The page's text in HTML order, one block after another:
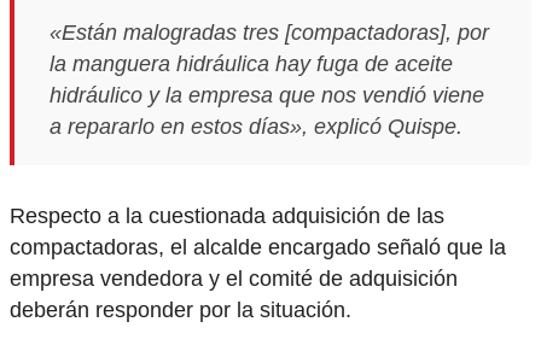
«Están malogradas tres [compactadoras], por
la manguera hidráulica hay fuga de aceite
hidráulico y la empresa que nos vendió viene
a repararlo en estos días», explicó Quispe.
Respecto a la cuestionada adquisición de las
compactadoras, el alcalde encargado señaló que la
empresa vendedora y el comité de adquisición
deberán responder por la situación.